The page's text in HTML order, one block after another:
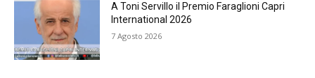
A Toni Servillo il Premio Faraglioni Capri
International 2026
7 Agosto 2026